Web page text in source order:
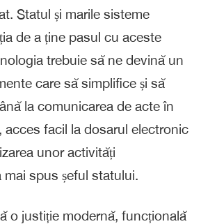
Statul și marile sisteme
de a ține pasul cu aceste
trebuie să ne devină un
care să simplifice și să
la comunicarea de acte în
acces facil la dosarul electronic
unor activități
mai spus șeful statului.
o justiție modernă, funcțională